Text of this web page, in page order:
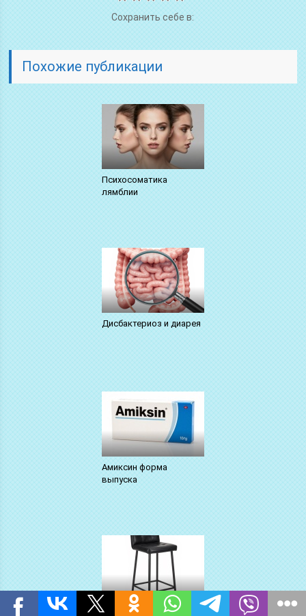
Сохранить себе в:
Похожие публикации
Психосоматика
лямблии
Дисбактериоз и диарея
Амиксин форма
выпуска
Лозап при